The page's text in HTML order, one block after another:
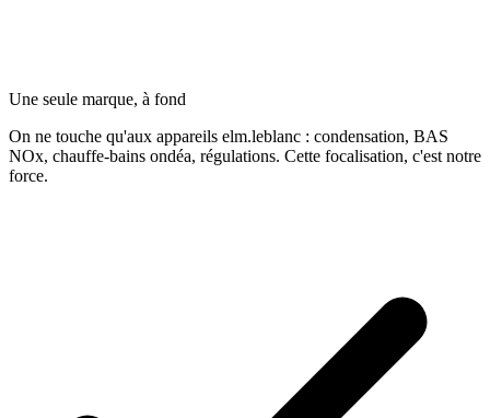
Une seule marque, à fond
On ne touche qu'aux appareils elm.leblanc : condensation, BAS
NOx, chauffe-bains ondéa, régulations. Cette focalisation, c'est notre
force.